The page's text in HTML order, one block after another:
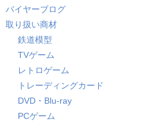
バイヤーブログ
取り扱い商材
鉄道模型
TVゲーム
レトロゲーム
トレーディングカード
DVD・Blu-ray
PCゲーム